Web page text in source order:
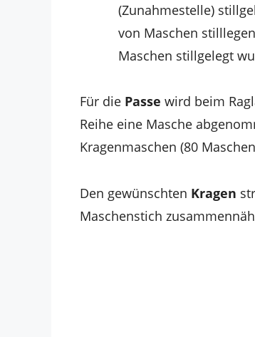
(Zunahmestelle)
von Maschen
Maschen stillgelegt
Für die Passe wird beim
Reihe eine Masche
Kragenmaschen (80
Den gewünschten Kragen
Maschenstich